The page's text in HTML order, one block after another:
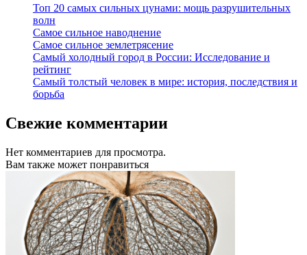
Топ 20 самых сильных цунами: мощь разрушительных
волн
Самое сильное наводнение
Самое сильное землетрясение
Самый холодный город в России: Исследование и
рейтинг
Самый толстый человек в мире: история, последствия и
борьба
Свежие комментарии
Нет комментариев для просмотра.
Вам также может понравиться